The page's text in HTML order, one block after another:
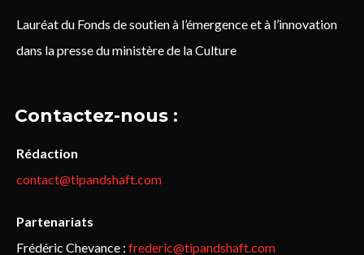
Lauréat du Fonds de soutien à l’émergence et à l’innovation
dans la presse du ministère de la Culture
Contactez-nous :
Rédaction
contact@tipandshaft.com
Partenariats
Frédéric Chevance : frederic@tipandshaft.com